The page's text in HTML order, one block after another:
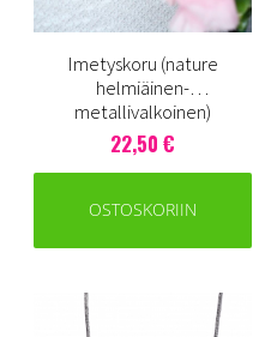
Imetyskoru (nature
helmiäinen-
metallivalkoinen)
22,50 €
OSTOSKORIIN